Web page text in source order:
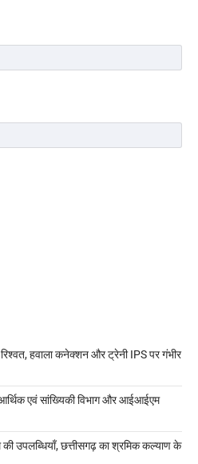
हवाला कनेक्शन और ट्रेनी IPS पर गंभीर
एवं सांख्यिकी विभाग और आईआईएम
उपलब्धियाँ, छत्तीसगढ़ का श्रमिक कल्याण के